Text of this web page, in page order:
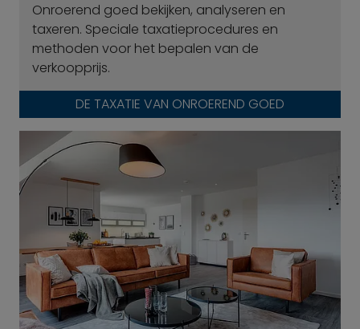
Onroerend goed bekijken, analyseren en
taxeren. Speciale taxatieprocedures en
methoden voor het bepalen van de
verkoopprijs.
DE TAXATIE VAN ONROEREND GOED